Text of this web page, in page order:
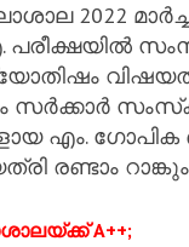
2022
പരീക്ഷയിൽ
സർക്കാർ
എം. ഗോപിക
രണ്ടാം റാങ്കും
A++;